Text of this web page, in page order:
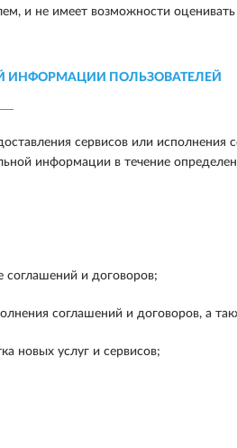
и не имеет возможности оценивать
ИНФОРМАЦИИ ПОЛЬЗОВАТЕЛЕЙ
сервисов или исполнения
информации в течение
соглашений и договоров;
соглашений и договоров, а
новых услуг и сервисов;